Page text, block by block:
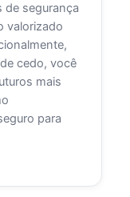
de segurança
valorizado
cedo, você
mais
para